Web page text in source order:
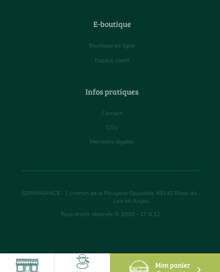
Mon panier
E-boutique
Boutique en ligne
Espace client
Infos pratiques
Contact
CGV
Mentions légales
GERMINANCE- 1 chemin de la Rougerie Soucelles 49140 Rives du
Loir en Anjou
Tous droits réservés © 2020 - 27.0.12